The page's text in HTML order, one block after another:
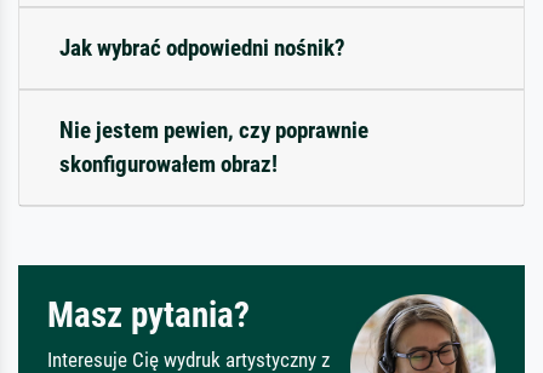
Jak wybrać odpowiedni nośnik?
Nie jestem pewien, czy poprawnie
skonfigurowałem obraz!
Masz pytania?
Interesuje Cię wydruk artystyczny z